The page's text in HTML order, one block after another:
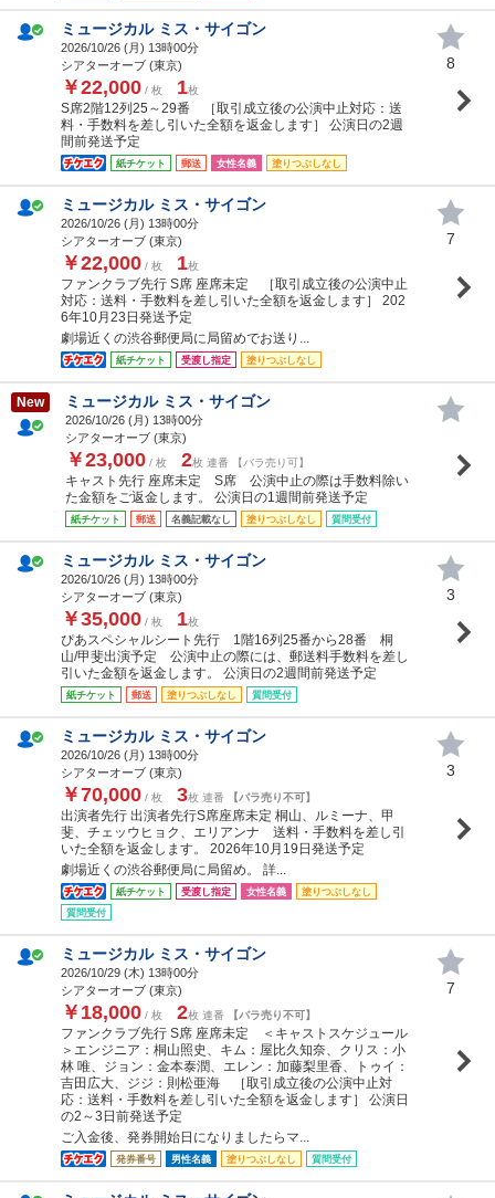
ミュージカル ミス・サイゴン
2026/10/26 (月) 13時00分
シアターオーブ (東京)
￥22,000 / 枚 1枚
S席2階12列25～29番 ［取引成立後の公演中止対応：送
料・手数料を差し引いた全額を返金します］ 公演日の2週
間前発送予定
紙チケット 郵送 女性名義 塗りつぶしなし
8
ミュージカル ミス・サイゴン
2026/10/26 (月) 13時00分
シアターオーブ (東京)
￥22,000 / 枚 1枚
ファンクラブ先行 S席 座席未定 ［取引成立後の公演中止
対応：送料・手数料を差し引いた全額を返金します］ 202
6年10月23日発送予定
劇場近くの渋谷郵便局に局留めでお送り...
紙チケット 受渡し指定 塗りつぶしなし
7
New ミュージカル ミス・サイゴン
2026/10/26 (月) 13時00分
シアターオーブ (東京)
￥23,000 / 枚 2枚 連番 【バラ売り可】
キャスト先行 座席未定 S席 公演中止の際は手数料除い
た金額をご返金します。 公演日の1週間前発送予定
紙チケット 郵送 名義記載なし 塗りつぶしなし 質問受付
ミュージカル ミス・サイゴン
2026/10/26 (月) 13時00分
シアターオーブ (東京)
￥35,000 / 枚 1枚
ぴあスペシャルシート先行 1階16列25番から28番 桐
山/甲斐出演予定 公演中止の際には、郵送料手数料を差し
引いた金額を返金します。 公演日の2週間前発送予定
紙チケット 郵送 塗りつぶしなし 質問受付
3
ミュージカル ミス・サイゴン
2026/10/26 (月) 13時00分
シアターオーブ (東京)
￥70,000 / 枚 3枚 連番 【バラ売り不可】
出演者先行 出演者先行S席座席未定 桐山、ルミーナ、甲
斐、チェッウヒョク、エリアンナ 送料・手数料を差し引
いた全額を返金します。 2026年10月19日発送予定
劇場近くの渋谷郵便局に局留め。 詳...
紙チケット 受渡し指定 女性名義
塗りつぶしなし
質問受付
3
ミュージカル ミス・サイゴン
2026/10/29 (木) 13時00分
シアターオーブ (東京)
￥18,000 / 枚 2枚 連番 【バラ売り不可】
ファンクラブ先行 S席 座席未定 ＜キャストスケジュール
＞エンジニア：桐山照史、キム：屋比久知奈、クリス：小
林 唯、ジョン：金本泰潤、エレン：加藤梨里香、トゥイ：
吉田広大、ジジ：則松亜海 ［取引成立後の公演中止対
応：送料・手数料を差し引いた全額を返金します］ 公演日
の2～3日前発送予定
ご入金後、発券開始日になりましたらマ...
発券番号 男性名義 塗りつぶしなし 質問受付
7